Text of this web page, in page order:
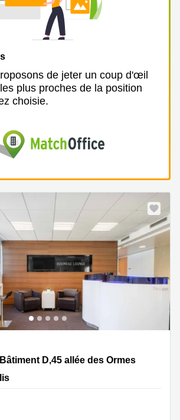
de jeter un coup d'œil
plus proches de la position
choisie.
D,45 allée des Ormes, Sophia-
D,45 allée des Ormes